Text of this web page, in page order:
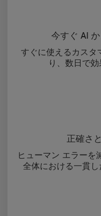
今すぐ AI
すぐに使えるカスタ
り、数日で効
正確さ
ヒューマン エラーを
全体における一貫